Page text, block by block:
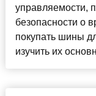
управляемости,
безопасности о
покупать шины
изучить их